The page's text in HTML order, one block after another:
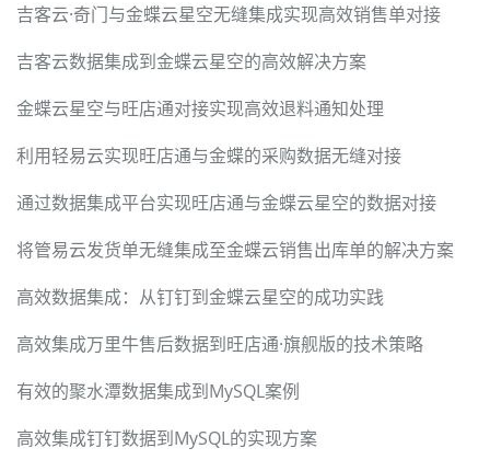
吉客云·奇门与金蝶云星空无缝集成实现高效销售单对接
吉客云数据集成到金蝶云星空的高效解决方案
金蝶云星空与旺店通对接实现高效退料通知处理
利用轻易云实现旺店通与金蝶的采购数据无缝对接
通过数据集成平台实现旺店通与金蝶云星空的数据对接
将管易云发货单无缝集成至金蝶云销售出库单的解决方案
高效数据集成：从钉钉到金蝶云星空的成功实践
高效集成万里牛售后数据到旺店通·旗舰版的技术策略
有效的聚水潭数据集成到MySQL案例
高效集成钉钉数据到MySQL的实现方案